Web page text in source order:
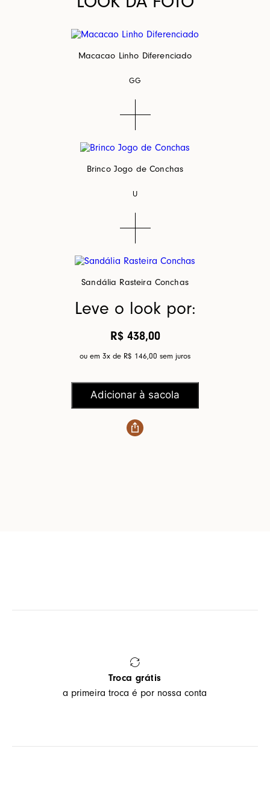
Macacao Linho Diferenciado
GG
Brinco Jogo de Conchas
U
Sandália Rasteira Conchas
Leve o look por:
R$ 438,00
ou em 3x de R$ 146,00 sem juros
Adicionar à sacola
Troca grátis
a primeira troca é por nossa conta